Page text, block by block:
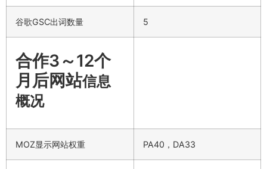
谷歌GSC出词数量 5
合作3～12个
月后网站信息
概况
MOZ显示网站权重 PA40，DA33